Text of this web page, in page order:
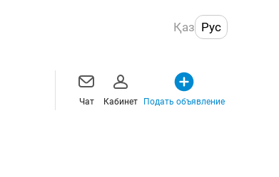
Қаз Рус
Чат Кабинет Подать объявление